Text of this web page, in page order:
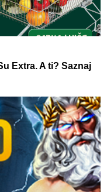
Extra. A ti? Saznaj